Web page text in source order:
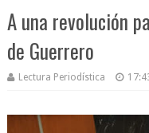
A una revolución
de Guerrero
Lectura Periodística